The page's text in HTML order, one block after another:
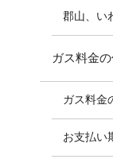
郡山、い
ガス料金
ガス料金
お支払い